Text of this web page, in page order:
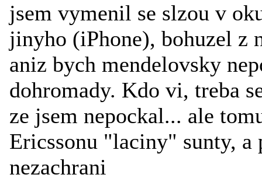
jsem vymenil se slzou v
jinyho (iPhone), bohuzel z
aniz bych mendelovsky
dohromady. Kdo vi, treba
ze jsem nepockal... ale
Ericssonu "laciny" sunty, a
nezachrani